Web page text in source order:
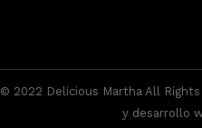
© 2022 Delicious Martha All
y desarrollo